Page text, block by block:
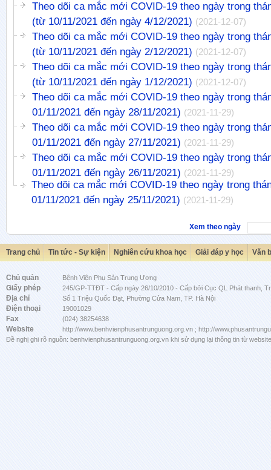
Theo dõi ca mắc mới COVID-19 theo ngày trong
(từ 10/11/2021 đến ngày 4/12/2021) (2021-12-07)
Theo dõi ca mắc mới COVID-19 theo ngày trong
(từ 10/11/2021 đến ngày 2/12/2021) (2021-12-07)
Theo dõi ca mắc mới COVID-19 theo ngày trong
(từ 10/11/2021 đến ngày 1/12/2021) (2021-12-07)
Theo dõi ca mắc mới COVID-19 theo ngày trong
01/11/2021 đến ngày 28/11/2021) (2021-11-29)
Theo dõi ca mắc mới COVID-19 theo ngày trong
01/11/2021 đến ngày 27/11/2021) (2021-11-29)
Theo dõi ca mắc mới COVID-19 theo ngày trong
01/11/2021 đến ngày 26/11/2021) (2021-11-29)
Theo dõi ca mắc mới COVID-19 theo ngày trong
01/11/2021 đến ngày 25/11/2021) (2021-11-29)
Xem theo ngày
Trang chủ Tin tức - Sự kiện Nghiên cứu khoa học Giải đáp y học Văn
Chủ quản Bệnh Viện Phụ Sản Trung Ương
Giấy phép 245/GP-TTĐT - Cấp ngày 26/10/2010 - Cấp bởi Cục QL Phát thanh,
Địa chỉ Số 1 Triệu Quốc Đạt, Phường Cửa Nam, TP. Hà Nội
Điện thoại 19001029
Fax (024) 38254638
Website
http://www.benhvienphusantrunguong.org.vn ; http://
Đề nghị ghi rõ nguồn: benhvienphusantrunguong.org.vn khi sử dụng lại thông tin từ